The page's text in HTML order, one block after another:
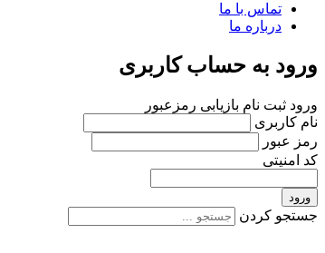
تماس با ما
درباره ما
ورود به حساب کاربری
ورود ثبت نام بازیابی رمزعبور
نام کاربری
رمز عبور
کد امنیتی
ورود
جستجو کردن